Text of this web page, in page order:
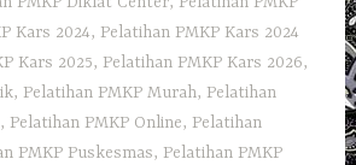
Kars 2024, Pelatihan PMKP Kars 2024
Kars 2025, Pelatihan PMKP Kars 2026,
, Pelatihan PMKP Murah, Pelatihan
, Pelatihan PMKP Online, Pelatihan
PMKP Puskesmas, Pelatihan PMKP